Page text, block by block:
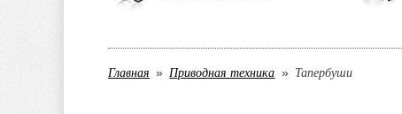
Главная Приводная техника Тапербуши